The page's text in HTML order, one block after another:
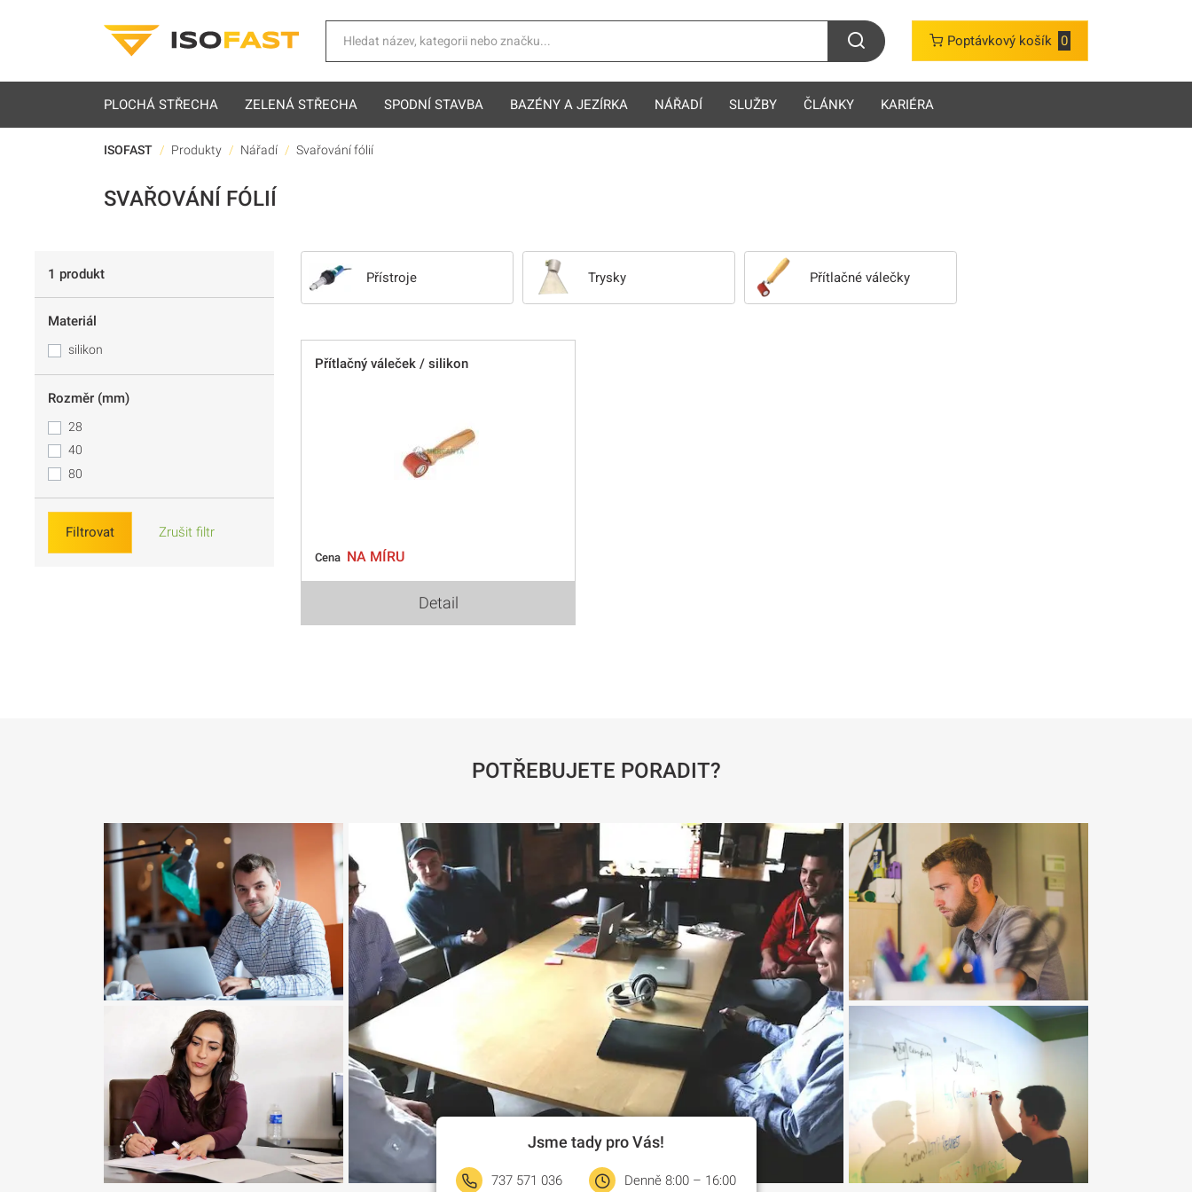
Poptávkový košík 0
PLOCHÁ STŘECHA ZELENÁ STŘECHA SPODNÍ STAVBA BAZÉNY A JEZÍRKA NÁŘADÍ SLUŽBY ČLÁNKY KARIÉRA
ISOFAST Produkty Nářadí Svařování fólií
SVAŘOVÁNÍ FÓLIÍ
1 produkt
Materiál
silikon
Rozměr (mm)
28
40
80
Filtrovat Zrušit filtr
Přístroje Trysky Přítlačné válečky
Přítlačný váleček / silikon
Cena NA MÍRU
Detail
POTŘEBUJETE PORADIT?
Jsme tady pro Vás!
737 571 036 Denně 8:00 – 16:00